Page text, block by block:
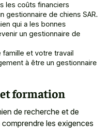
les coûts financiers
gestionnaire de chiens SAR.
qui a les bonnes
un gestionnaire de
et votre travail
à être un gestionnaire
et formation
de recherche et de
les exigences